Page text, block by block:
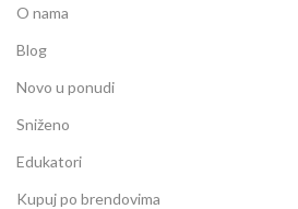
O nama
Blog
Novo u ponudi
Sniženo
Edukatori
Kupuj po brendovima